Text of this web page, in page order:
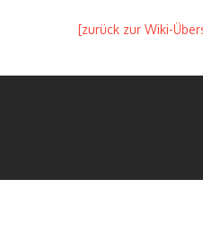
[zurück zur Wiki-